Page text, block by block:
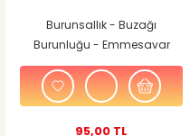
Burunsallık - Buzağı
Burunluğu - Emmesavar
95,00 TL